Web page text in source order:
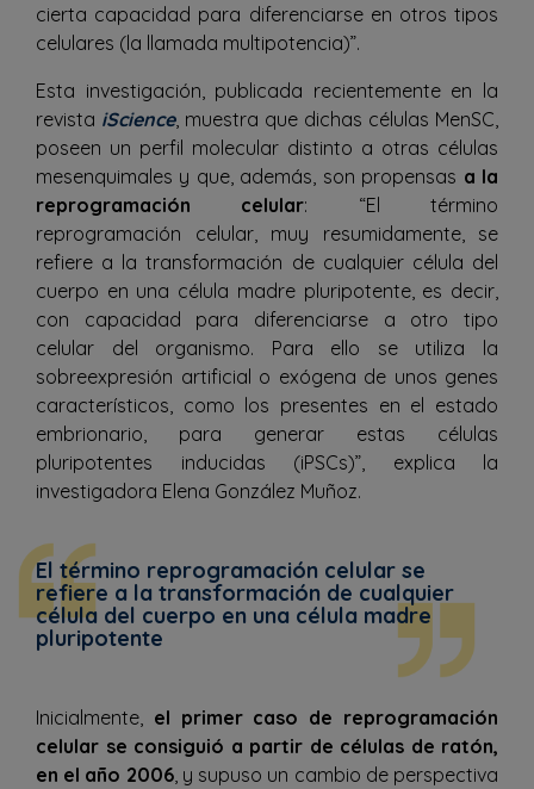
cierta capacidad para diferenciarse en otros tipos
celulares (la llamada multipotencia)”.
Esta investigación, publicada recientemente en la
revista iScience, muestra que dichas células MenSC,
poseen un perfil molecular distinto a otras células
mesenquimales y que, además, son propensas a la
reprogramación celular: “El término
reprogramación celular, muy resumidamente, se
refiere a la transformación de cualquier célula del
cuerpo en una célula madre pluripotente, es decir,
con capacidad para diferenciarse a otro tipo
celular del organismo. Para ello se utiliza la
sobreexpresión artificial o exógena de unos genes
característicos, como los presentes en el estado
embrionario, para generar estas células
pluripotentes inducidas (iPSCs)”, explica la
investigadora Elena González Muñoz.
El término reprogramación celular se
refiere a la transformación de cualquier
célula del cuerpo en una célula madre
pluripotente
Inicialmente, el primer caso de reprogramación
celular se consiguió a partir de células de ratón,
en el año 2006, y supuso un cambio de perspectiva